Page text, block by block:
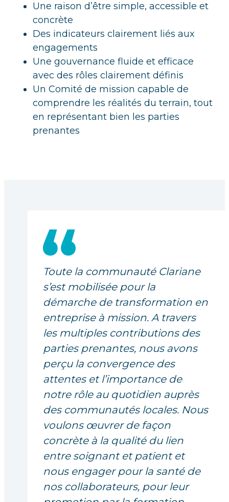
Une raison d’être simple, accessible et
concrète
Des indicateurs clairement liés aux
engagements
Une gouvernance fluide et efficace
avec des rôles clairement définis
Un Comité de mission capable de
comprendre les réalités du terrain, tout
en représentant bien les parties
prenantes
Toute la communauté Clariane
s’est mobilisée pour la
démarche de transformation en
entreprise à mission. A travers
les multiples contributions des
parties prenantes, nous avons
perçu la convergence des
attentes et l’importance de
notre rôle au quotidien auprès
des communautés locales. Nous
voulons œuvrer de façon
concrète à la qualité du lien
entre soignant et patient et
nous engager pour la santé de
nos collaborateurs, pour leur